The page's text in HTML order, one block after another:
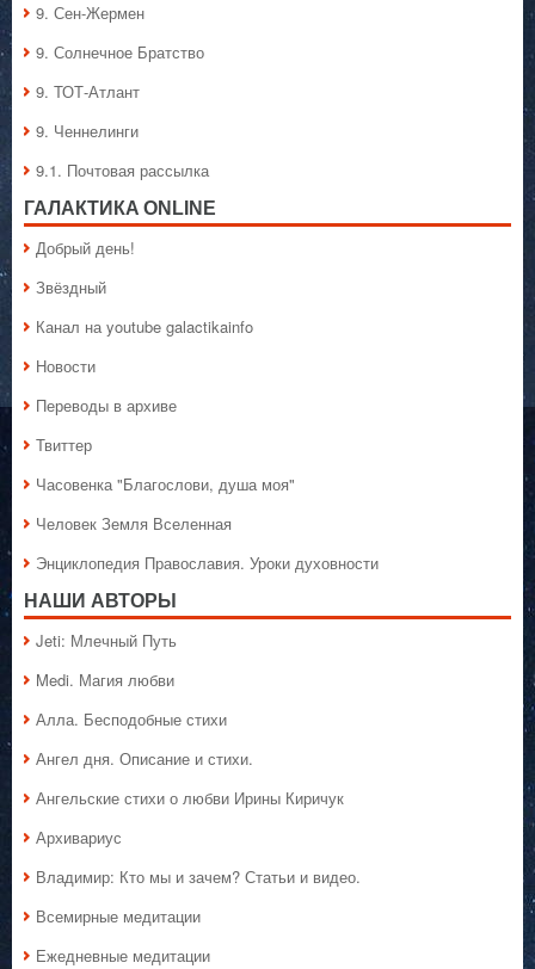
9. Сен-Жермен
9. Солнечное Братство
9. ТОТ-Атлант
9. Ченнелинги
9.1. Почтовая рассылка
ГАЛАКТИКA ONLINE
Добрый день!
Звёздный
Канал на youtube galactikainfo
Новости
Переводы в архиве
Твиттер
Часовенка "Благослови, душа моя"
Человек Земля Вселенная
Энциклопедия Православия. Уроки духовности
НАШИ АВТОРЫ
Jeti: Млечный Путь
Medi. Магия любви
Алла. Бесподобные стихи
Ангел дня. Описание и стихи.
Ангельские стихи о любви Ирины Киричук
Архивариус
Владимир: Кто мы и зачем? Статьи и видео.
Всемирные медитации
Ежедневные медитации